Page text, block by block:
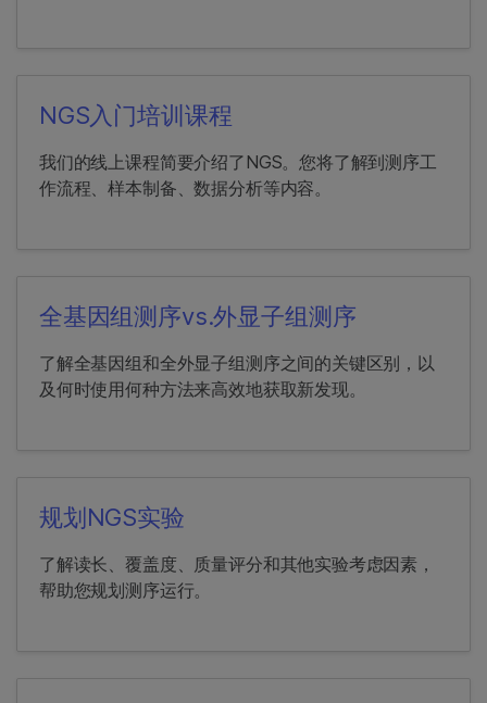
NGS入门培训课程
我们的线上课程简要介绍了NGS。您将了解到测序工
作流程、样本制备、数据分析等内容。
全基因组测序vs.外显子组测序
了解全基因组和全外显子组测序之间的关键区别，以
及何时使用何种方法来高效地获取新发现。
规划NGS实验
了解读长、覆盖度、质量评分和其他实验考虑因素，
帮助您规划测序运行。